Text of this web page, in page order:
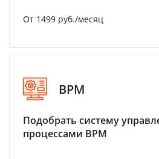
От 1499 руб./месяц
BPM
Подобрать систему
процессами BPM